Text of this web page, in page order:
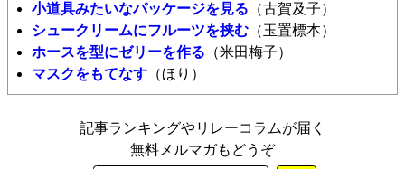
小道具みたいなパッケージを見る （古賀及子）
シュークリームにフルーツを挟む （玉置標本）
ホースを型にゼリーを作る （米田梅子）
マスクをもてなす （ほり）
記事ランキングやリレーコラムが届く
無料メルマガもどうぞ